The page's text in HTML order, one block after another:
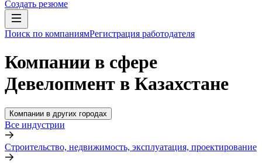
Создать резюме
Поиск по компаниямРегистрация работодателя
Компании в сфере
Девелопмент в Казахстане
Компании в других городах
Все индустрии
Строительство, недвижимость, эксплуатация, проектирование